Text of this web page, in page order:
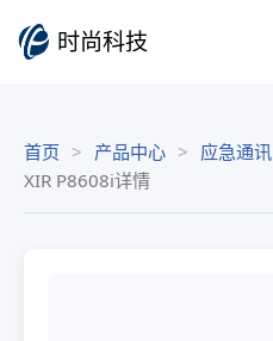
时尚科技
首页 产品中心 应急通讯
XIR P8608i详情